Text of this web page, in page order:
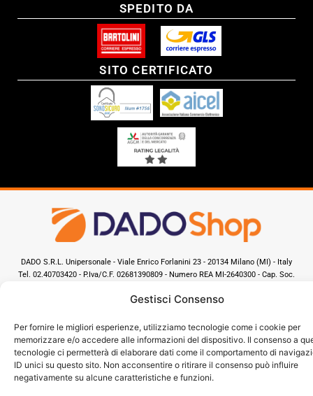
Gestisci Consenso
Per fornire le migliori esperienze, utilizziamo tecnologie come i cookie per
memorizzare e/o accedere alle informazioni del dispositivo. Il consenso a
tecnologie ci permetterà di elaborare dati come il comportamento di
ID unici su questo sito. Non acconsentire o ritirare il consenso può influire
negativamente su alcune caratteristiche e funzioni.
SPEDITO DA
SITO CERTIFICATO
DADO S.R.L. Unipersonale - Viale Enrico Forlanini 23 - 20134 Milano (MI) - Italy
Tel. 02.40703420 - P.Iva/C.F. 02681390809 - Numero REA MI-2640300 - Cap. Soc.
Dall'anno 2000 presenti sul mercato